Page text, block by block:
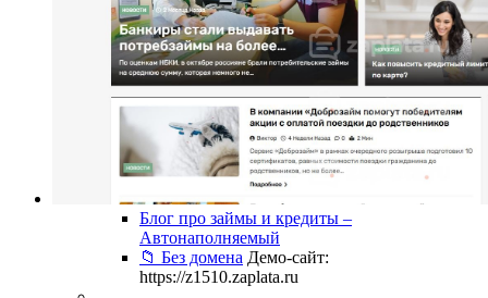
Блог про займы и кредиты –
Автонаполняемый
📁 Без домена Демо-сайт:
https://z1510.zaplata.ru